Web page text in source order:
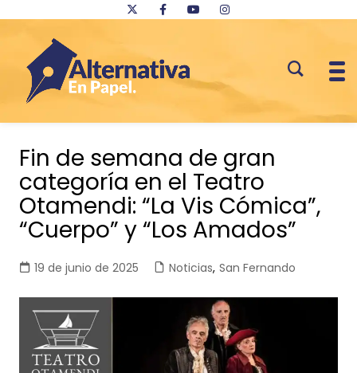
contenido
Fin de semana de gran
categoría en el Teatro
Otamendi: “La Vis Cómica”,
“Cuerpo” y “Los Amados”
19 de junio de 2025 Noticias, San Fernando